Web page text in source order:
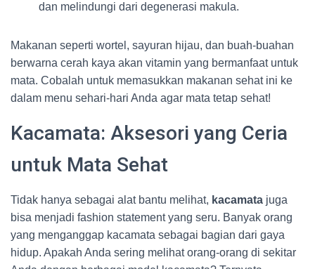
dan melindungi dari degenerasi makula.
Makanan seperti wortel, sayuran hijau, dan buah-buahan
berwarna cerah kaya akan vitamin yang bermanfaat untuk
mata. Cobalah untuk memasukkan makanan sehat ini ke
dalam menu sehari-hari Anda agar mata tetap sehat!
Kacamata: Aksesori yang Ceria
untuk Mata Sehat
Tidak hanya sebagai alat bantu melihat, kacamata juga
bisa menjadi fashion statement yang seru. Banyak orang
yang menganggap kacamata sebagai bagian dari gaya
hidup. Apakah Anda sering melihat orang-orang di sekitar